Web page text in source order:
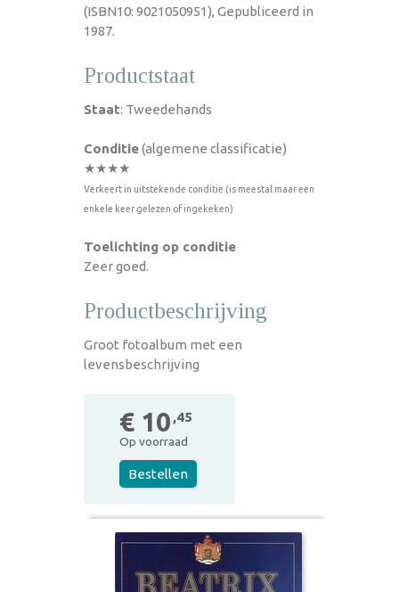
(ISBN10: 9021050951), Gepubliceerd in
1987.
Productstaat
Staat: Tweedehands
Conditie(algemene classificatie)
★★★★
Verkeert in uitstekende conditie (is meestal maar een
enkele keer gelezen of ingekeken)
Toelichting op conditie
Zeer goed.
Productbeschrijving
Groot fotoalbum met een
levensbeschrijving
€ 10 ,45
Op voorraad
Bestellen